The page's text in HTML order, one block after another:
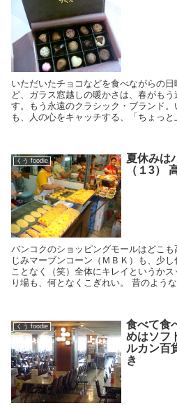
いただいたチョコなどを食べながらの
ど、ガラス窓越しの暖かさは、春がも
す。もう永遠のクラシック・ブランド
も、人の心をキャッチする、「ちょっと
くう foodie
夏休みは
（１3）
バンコクのショッピングモールはどこ
じみマーブンコーン（ＭＢＫ）も、少
ことなく（笑）全体にキレイというか
り場も、何となくこぎれい。 昔のような
くう foodie
食べて
めはソフ
ルカン百
き